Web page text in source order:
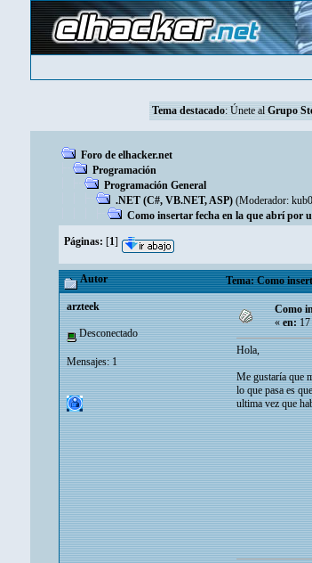
Tema destacado: Únete al Grupo
Foro de elhacker.net
Programación
Programación General
.NET (C#, VB.NET, ASP) (Moderador:
Como insertar fecha en la que abrí por
Páginas: [1]
Autor Tema: Como
arzteek
Desconectado
Mensajes: 1
Como
«en:17
Hola,
Me gustaría que
lo que pasa es
ultima vez que